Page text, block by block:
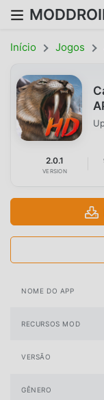
Início Jogos
2.0.1
VERSION
NOME DO APP
RECURSOS MOD
VERSÃO
GÊNERO